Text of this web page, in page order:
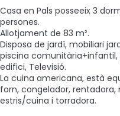
Casa en Pals posseeix 3
persones.
Allotjament de 83 m².
Disposa de jardí, mobiliari
piscina comunitària+infantil,
edifici, Televisió.
La cuina americana, està
forn, congelador,
estris/cuina i torradora.